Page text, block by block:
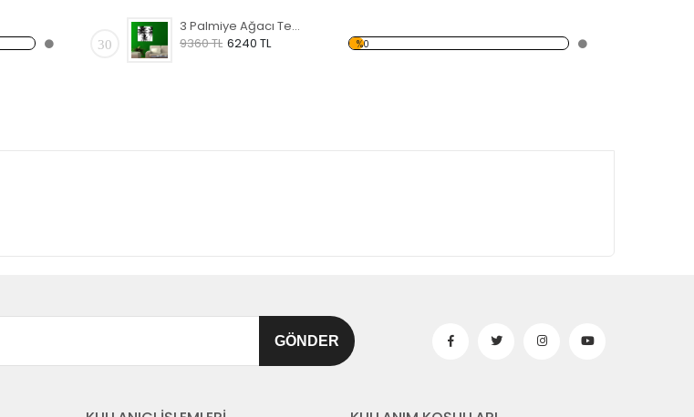
30
3 Palmiye Ağacı Temalı Kanvas Tablo
9360 TL 6240 TL %0